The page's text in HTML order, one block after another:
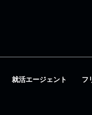
就活エージェント フ